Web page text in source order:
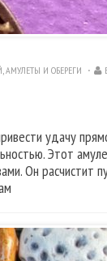
,АМУЛЕТЫ И ОБЕРЕГИ
удачу
Этот
Он расчистит